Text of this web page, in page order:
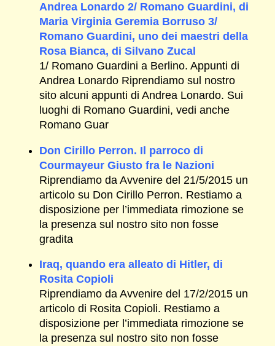
Andrea Lonardo 2/ Romano Guardini, di
Maria Virginia Geremia Borruso 3/
Romano Guardini, uno dei maestri della
Rosa Bianca, di Silvano Zucal
1/ Romano Guardini a Berlino. Appunti di
Andrea Lonardo Riprendiamo sul nostro
sito alcuni appunti di Andrea Lonardo. Sui
luoghi di Romano Guardini, vedi anche
Romano Guar
Don Cirillo Perron. Il parroco di
Courmayeur Giusto fra le Nazioni
Riprendiamo da Avvenire del 21/5/2015 un
articolo su Don Cirillo Perron. Restiamo a
disposizione per l’immediata rimozione se
la presenza sul nostro sito non fosse
gradita
Iraq, quando era alleato di Hitler, di
Rosita Copioli
Riprendiamo da Avvenire del 17/2/2015 un
articolo di Rosita Copioli. Restiamo a
disposizione per l’immediata rimozione se
la presenza sul nostro sito non fosse